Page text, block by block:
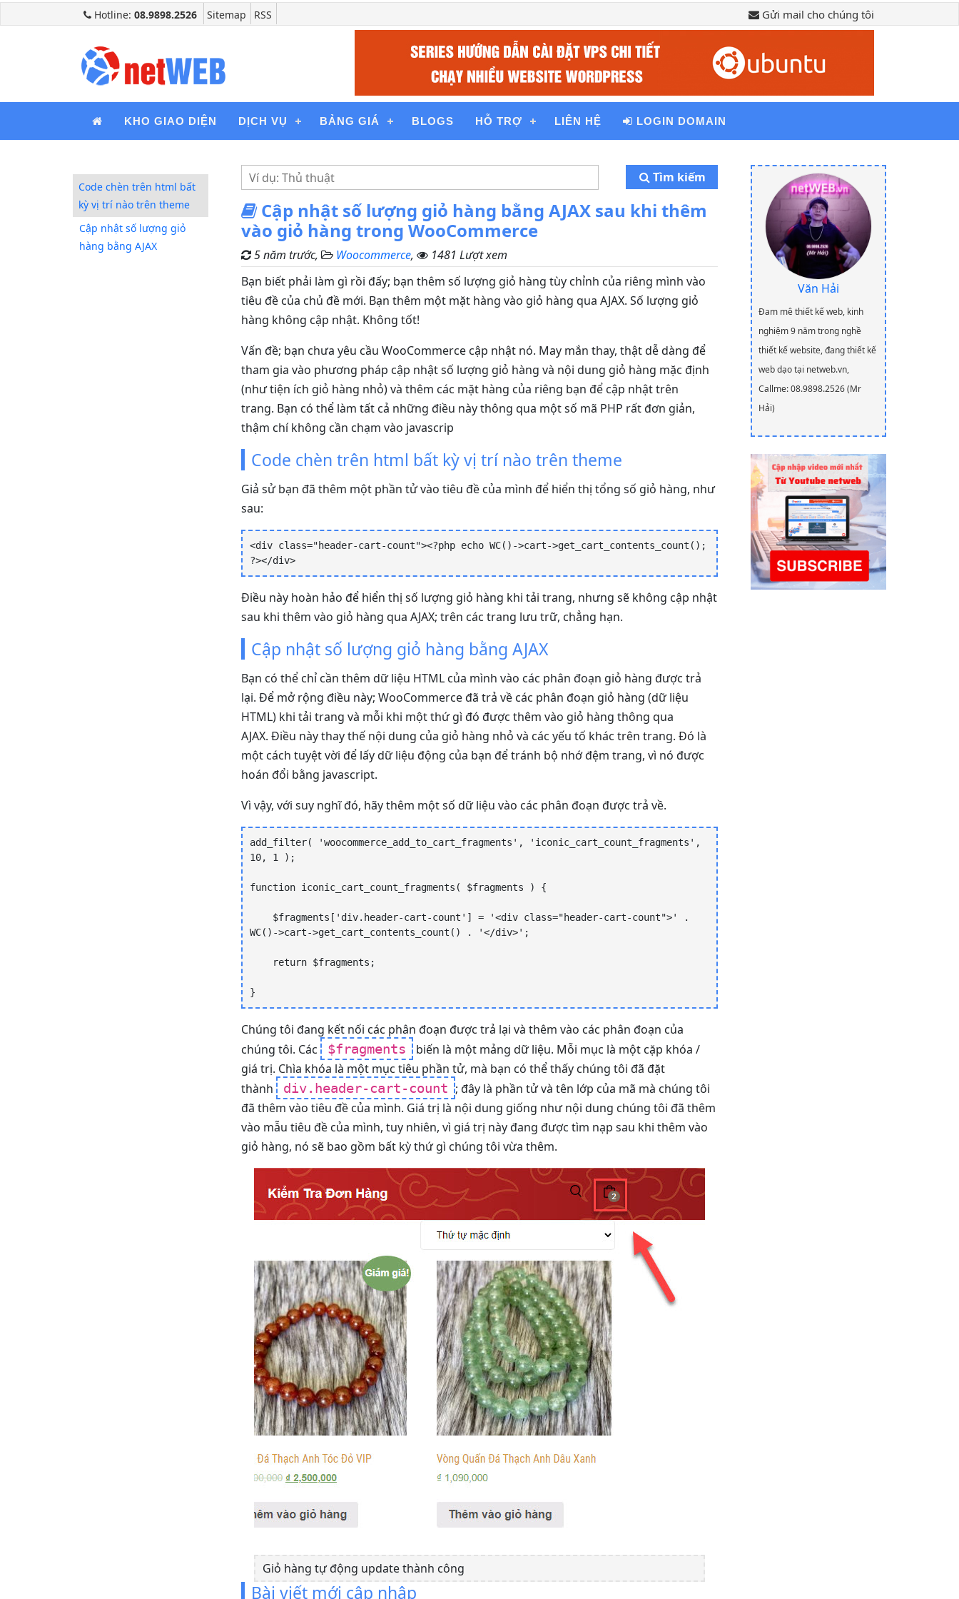
Hotline: 08.9898.2526 Sitemap RSS Gửi mail cho chúng tôi
KHO GIAO DIỆN DỊCH VỤ BẢNG GIÁ BLOGS HỖ TRỢ LIÊN HỆ LOGIN DOMAIN
Code chèn trên html bất
kỳ vị trí nào trên theme
Cập nhật số lượng giỏ
hàng bằng AJAX
Tìm kiếm
Cập nhật số lượng giỏ hàng bằng AJAX sau khi thêm
vào giỏ hàng trong WooCommerce
5 năm trước, Woocommerce,
1481 Lượt xem
Bạn biết phải làm gì rồi đấy; bạn thêm số lượng giỏ hàng tùy chỉnh của riêng mình vào
tiêu đề của chủ đề mới. Bạn thêm một mặt hàng vào giỏ hàng qua AJAX. Số lượng giỏ
hàng không cập nhật. Không tốt!
Vấn đề; bạn chưa yêu cầu WooCommerce cập nhật nó. May mắn thay, thật dễ dàng để
tham gia vào phương pháp cập nhật số lượng giỏ hàng và nội dung giỏ hàng mặc định
(như tiện ích giỏ hàng nhỏ) và thêm các mặt hàng của riêng bạn để cập nhật trên
trang. Bạn có thể làm tất cả những điều này thông qua một số mã PHP rất đơn giản,
thậm chí không cần chạm vào javascrip
Code chèn trên html bất kỳ vị trí nào trên theme
Giả sử bạn đã thêm một phần tử vào tiêu đề của mình để hiển thị tổng số giỏ hàng, như
sau:
<div class="header-cart-count"><?php echo WC()->cart->get_cart_contents_count();
?></div>
Điều này hoàn hảo để hiển thị số lượng giỏ hàng khi tải trang, nhưng sẽ không cập nhật
sau khi thêm vào giỏ hàng qua AJAX; trên các trang lưu trữ, chẳng hạn.
Cập nhật số lượng giỏ hàng bằng AJAX
Bạn có thể chỉ cần thêm dữ liệu HTML của mình vào các phân đoạn giỏ hàng được trả
lại. Để mở rộng điều này; WooCommerce đã trả về các phân đoạn giỏ hàng (dữ liệu
HTML) khi tải trang và mỗi khi một thứ gì đó được thêm vào giỏ hàng thông qua
AJAX. Điều này thay thế nội dung của giỏ hàng nhỏ và các yếu tố khác trên trang. Đó là
một cách tuyệt vời để lấy dữ liệu động của bạn để tránh bộ nhớ đệm trang, vì nó được
hoán đổi bằng javascript.
Vì vậy, với suy nghĩ đó, hãy thêm một số dữ liệu vào các phân đoạn được trả về.
add_filter( 'woocommerce_add_to_cart_fragments', 'iconic_cart_count_fragments',
10, 1 );
function iconic_cart_count_fragments( $fragments ) {
WC()->cart->get_cart_contents_count() . '</div>';
}
Chúng tôi đang kết nối các phân đoạn được trả lại và thêm vào các phân đoạn của
chúng tôi. Các
$fragments
biến là một mảng dữ liệu. Mỗi mục là một cặp khóa /
giá trị. Chìa khóa là một mục tiêu phần tử, mà bạn có thể thấy chúng tôi đã đặt
thành
div.header-cart-count ; đây là phần tử và tên lớp của mã mà chúng tôi
đã thêm vào tiêu đề của mình. Giá trị là nội dung giống như nội dung chúng tôi đã thêm
vào mẫu tiêu đề của mình, tuy nhiên, vì giá trị này đang được tìm nạp sau khi thêm vào
giỏ hàng, nó sẽ bao gồm bất kỳ thứ gì chúng tôi vừa thêm.
Giỏ hàng tự động update thành công
Bài viết mới cập nhập
Văn Hải
Đam mê thiết kế web, kinh
nghiệm 9 năm trong nghề
thiết kế website, đang thiết kế
web dạo tại netweb.vn,
Callme: 08.9898.2526 (Mr
Hải)